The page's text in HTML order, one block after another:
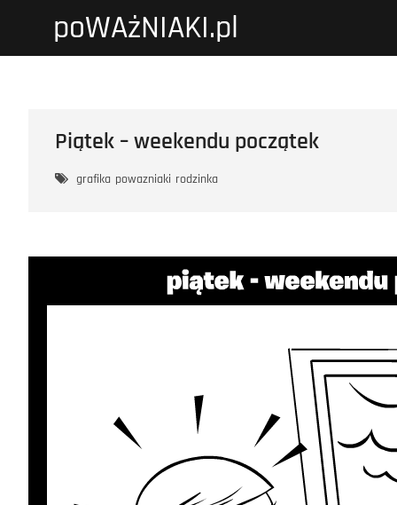
poWAżNIAKI.pl
Piątek – weekendu początek
grafika powazniaki rodzinka